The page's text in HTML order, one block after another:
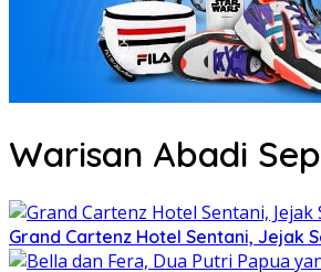
Warisan Abadi
Grand Cartenz Hotel Sentani, Jejak